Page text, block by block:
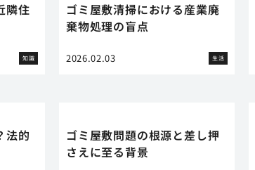
隣住
知識
ゴミ屋敷清掃における産業廃
棄物処理の盲点
2026.02.03 生活
法的
ゴミ屋敷問題の根源と差し押
さえに至る背景